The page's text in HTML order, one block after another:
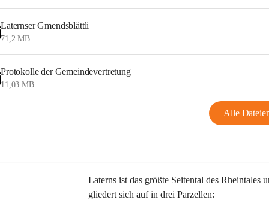
Laternser Gmendsblättli
71,2 MB
Protokolle der Gemeindevertretung
11,03 MB
Alle
Laterns ist das größte Seitental des Rheintales
gliedert sich auf in drei Parzellen: